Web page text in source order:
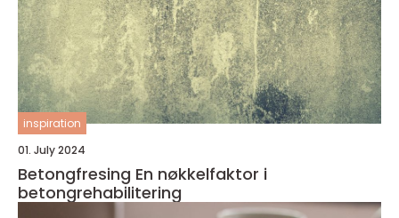
inspiration
01. July 2024
Betongfresing En nøkkelfaktor i
betongrehabilitering